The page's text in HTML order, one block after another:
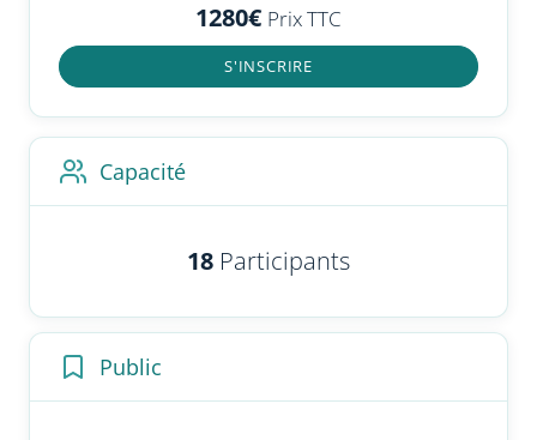
1280€ Prix TTC
S'INSCRIRE
Capacité
18 Participants
Public